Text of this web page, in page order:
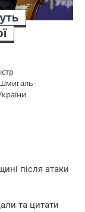
після атаки
та цитати